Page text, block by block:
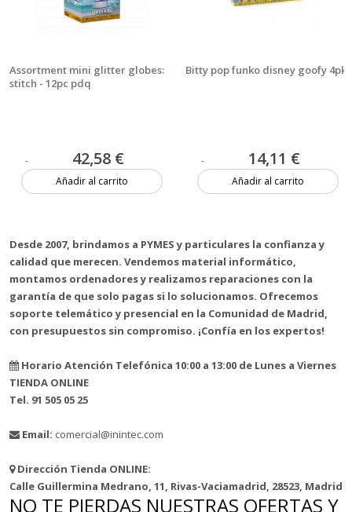
Assortment mini glitter globes:
stitch - 12pc pdq
42,58 €
Añadir al carrito
Bitty pop funko disney goofy 4pk
14,11 €
Añadir al carrito
Desde 2007, brindamos a PYMES y particulares la confianza y
calidad que merecen. Vendemos material informático,
montamos ordenadores y realizamos reparaciones con la
garantía de que solo pagas si lo solucionamos. Ofrecemos
soporte telemático y presencial en la Comunidad de Madrid,
con presupuestos sin compromiso. ¡Confía en los expertos!
Horario Atención Telefónica 10:00 a 13:00 de Lunes a Viernes
TIENDA ONLINE
Tel. 91 505 05 25
Email: comercial@inintec.com
Dirección Tienda ONLINE:
Calle Guillermina Medrano, 11, Rivas-Vaciamadrid, 28523, Madrid
NO TE PIERDAS NUESTRAS OFERTAS Y